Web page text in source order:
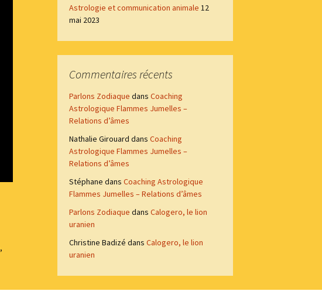
,
Astrologie et communication animale 12
mai 2023
Commentaires récents
Parlons Zodiaque dans Coaching
Astrologique Flammes Jumelles –
Relations d’âmes
Nathalie Girouard dans Coaching
Astrologique Flammes Jumelles –
Relations d’âmes
Stéphane dans Coaching Astrologique
Flammes Jumelles – Relations d’âmes
Parlons Zodiaque dans Calogero, le lion
uranien
Christine Badizé dans Calogero, le lion
uranien